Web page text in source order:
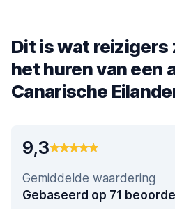
Dit is wat reizigers
het huren van een
Canarische
9,3
Gemiddelde waardering
Gebaseerd op 71